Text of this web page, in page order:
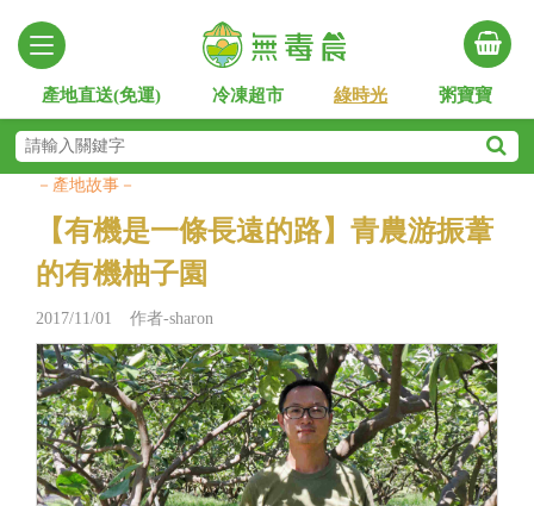
產地直送(免運) 冷凍超市 綠時光 粥寶寶
－產地故事－
​【有機是一條長遠的路】青農游振葦
的有機柚子園
2017/11/01 作者-sharon